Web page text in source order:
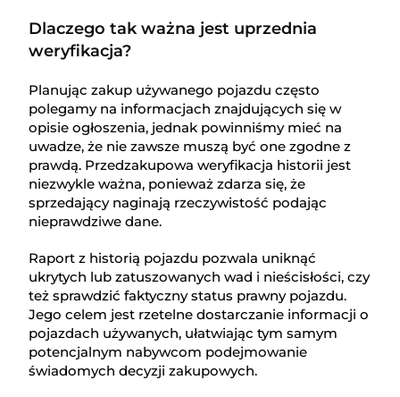
Dlaczego tak ważna jest uprzednia
weryfikacja?
Planując zakup używanego pojazdu często
polegamy na informacjach znajdujących się w
opisie ogłoszenia, jednak powinniśmy mieć na
uwadze, że nie zawsze muszą być one zgodne z
prawdą. Przedzakupowa weryfikacja historii jest
niezwykle ważna, ponieważ zdarza się, że
sprzedający naginają rzeczywistość podając
nieprawdziwe dane.
Raport z historią pojazdu pozwala uniknąć
ukrytych lub zatuszowanych wad i nieścisłości, czy
też sprawdzić faktyczny status prawny pojazdu.
Jego celem jest rzetelne dostarczanie informacji o
pojazdach używanych, ułatwiając tym samym
potencjalnym nabywcom podejmowanie
świadomych decyzji zakupowych.